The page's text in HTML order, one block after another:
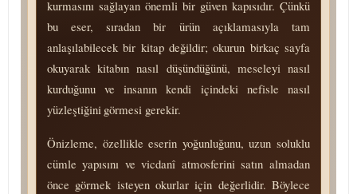
kurmasını sağlayan önemli bir güven kapısıdır. Çünkü
bu eser, sıradan bir ürün açıklamasıyla tam
anlaşılabilecek bir kitap değildir; okurun birkaç sayfa
okuyarak kitabın nasıl düşündüğünü, meseleyi nasıl
kurduğunu ve insanın kendi içindeki nefisle nasıl
yüzleştiğini görmesi gerekir.
Önizleme, özellikle eserin yoğunluğunu, uzun soluklu
cümle yapısını ve vicdanî atmosferini satın almadan
önce görmek isteyen okurlar için değerlidir. Böylece